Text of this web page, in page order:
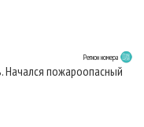
Регион номера
Начался пожароопасный